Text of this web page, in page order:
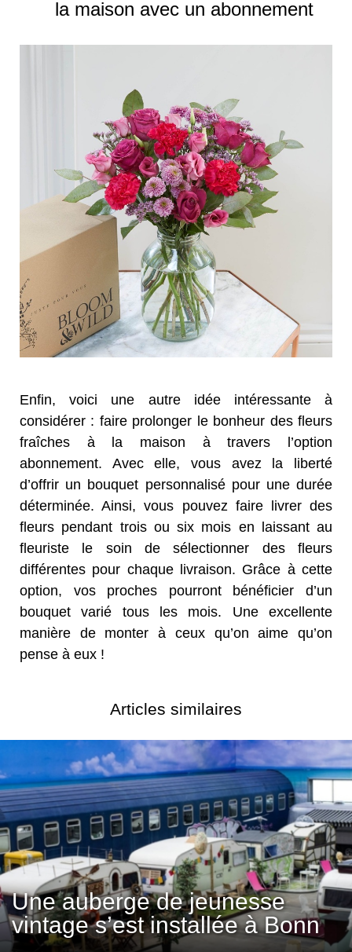
la maison avec un abonnement
Enfin, voici une autre idée intéressante à
considérer : faire prolonger le bonheur des fleurs
fraîches à la maison à travers l’option
abonnement. Avec elle, vous avez la liberté
d’offrir un bouquet personnalisé pour une durée
déterminée. Ainsi, vous pouvez faire livrer des
fleurs pendant trois ou six mois en laissant au
fleuriste le soin de sélectionner des fleurs
différentes pour chaque livraison. Grâce à cette
option, vos proches pourront bénéficier d’un
bouquet varié tous les mois. Une excellente
manière de monter à ceux qu’on aime qu’on
pense à eux !
Articles similaires
Une auberge de jeunesse
vintage s’est installée à Bonn